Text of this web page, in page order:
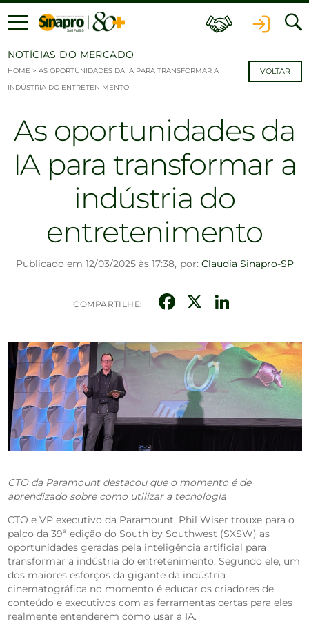
Ir para o conteúdo
NOTÍCIAS DO MERCADO
HOME > AS OPORTUNIDADES DA IA PARA TRANSFORMAR A
INDÚSTRIA DO ENTRETENIMENTO
VOLTAR
As oportunidades da
IA para transformar a
indústria do
entretenimento
Publicado em 12/03/2025 às 17:38, por: Claudia Sinapro-SP
COMPARTILHE: Facebook
X
CTO da Paramount destacou que o momento é de
aprendizado sobre como utilizar a tecnologia
CTO e VP executivo da Paramount, Phil Wiser trouxe para o
palco da 39ª edição do South by Southwest (SXSW) as
oportunidades geradas pela inteligência artificial para
transformar a indústria do entretenimento. Segundo ele, um
dos maiores esforços da gigante da indústria
cinematográfica no momento é educar os criadores de
conteúdo e executivos com as ferramentas certas para eles
realmente entenderem como usar a IA.